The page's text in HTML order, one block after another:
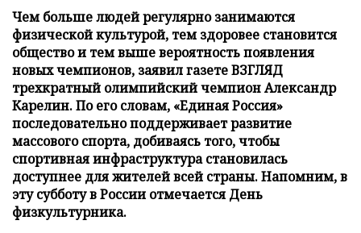
Чем больше людей регулярно занимаются
физической культурой, тем здоровее становится
общество и тем выше вероятность появления
новых чемпионов, заявил газете ВЗГЛЯД
трехкратный олимпийский чемпион Александр
Карелин. По его словам, «Единая Россия»
последовательно поддерживает развитие
массового спорта, добиваясь того, чтобы
спортивная инфраструктура становилась
доступнее для жителей всей страны. Напомним, в
эту субботу в России отмечается День
физкультурника.